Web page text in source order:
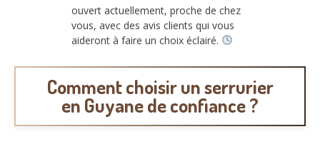
ouvert actuellement, proche de chez
vous, avec des avis clients qui vous
aideront à faire un choix éclairé.
Comment choisir un serrurier
en Guyane de confiance ?